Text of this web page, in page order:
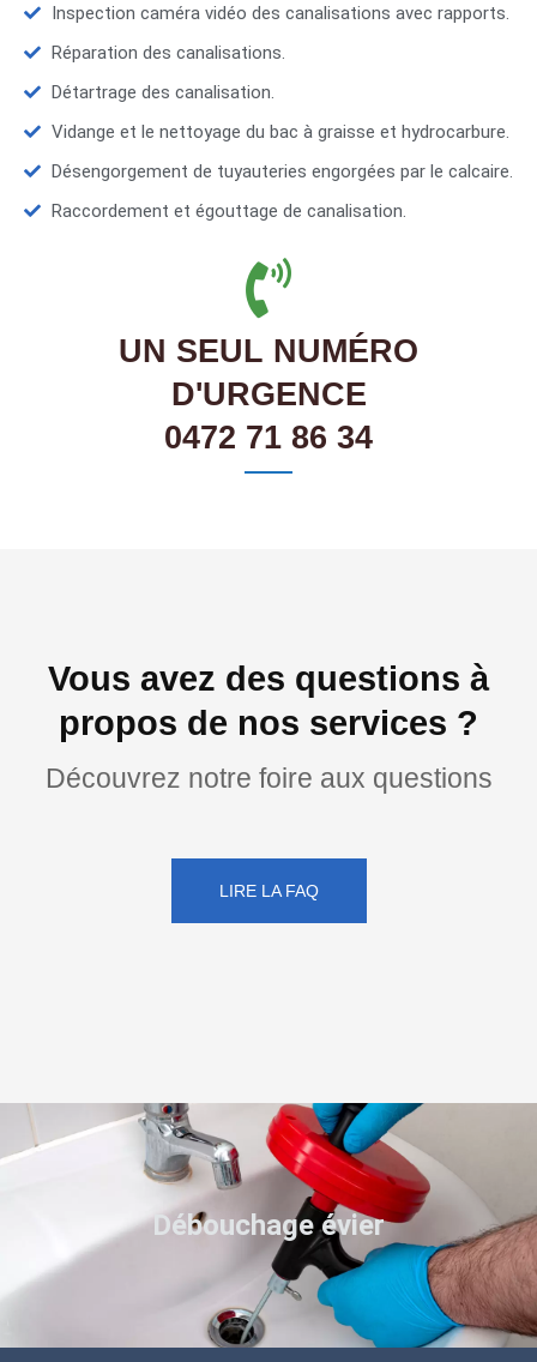
Inspection caméra vidéo des canalisations avec rapports.
Réparation des canalisations.
Détartrage des canalisation.
Vidange et le nettoyage du bac à graisse et hydrocarbure.
Désengorgement de tuyauteries engorgées par le calcaire.
Raccordement et égouttage de canalisation.
UN SEUL NUMÉRO
D'URGENCE
0472 71 86 34
Vous avez des questions à
propos de nos services ?
Découvrez notre foire aux questions
LIRE LA FAQ
Débouchage évier